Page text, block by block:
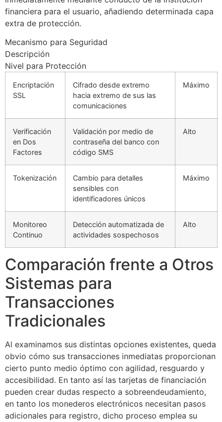
panel
panel
panel
panel
panel
panel
panel
panel
satın al
Panel
Panel
Panel
Panel
Panel
Panel
Panel
Panel
panel
panel
financiera para el usuario, añadiendo determinada capa
extra de protección.
Mecanismo para Seguridad
Descripción
Nivel para Protección
Encriptación
SSL
Cifrado desde extremo
hacia extremo de sus las
comunicaciones
Máximo
Verificación
en Dos
Factores
Validación por medio de
contraseña del banco con
código SMS
Alto
Tokenización
Cambio para detalles
sensibles con
identificadores únicos
Máximo
Monitoreo
Continuo
Detección automatizada de
actividades sospechosos
Alto
Comparación frente a Otros
Sistemas para
Transacciones
Tradicionales
Al examinamos sus distintas opciones existentes, queda
obvio cómo sus transacciones inmediatas proporcionan
cierto punto medio óptimo con agilidad, resguardo y
accesibilidad. En tanto así las tarjetas de financiación
pueden crear dudas respecto a sobreendeudamiento,
en tanto los monederos electrónicos necesitan pasos
adicionales para registro, dicho proceso emplea su